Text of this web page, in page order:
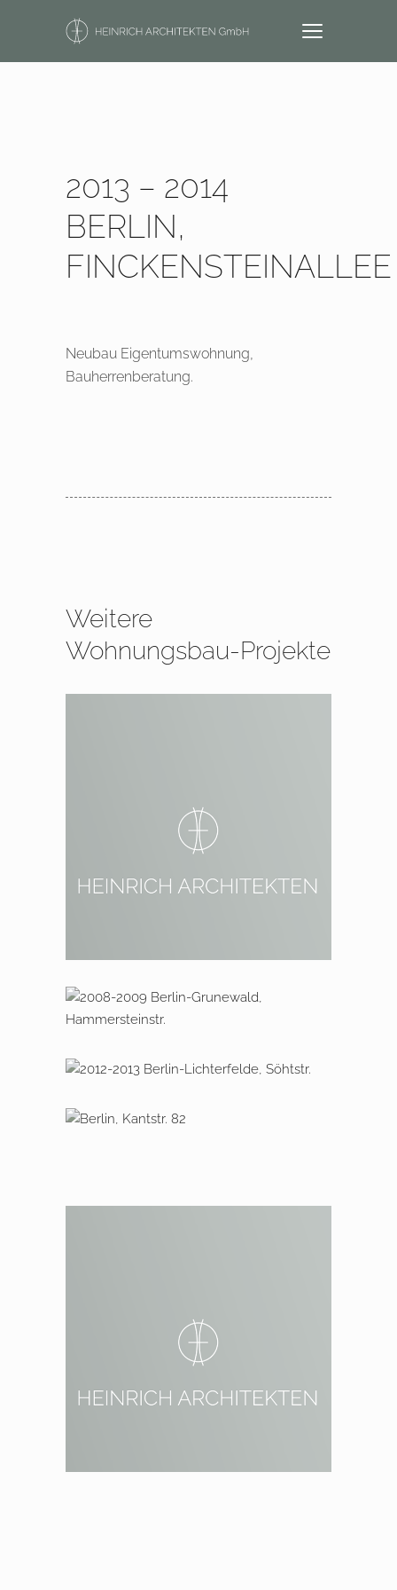
2013 – 2014
BERLIN,
FINCKENSTEINALLEE
Neubau Eigentumswohnung,
Bauherrenberatung.
Weitere
Wohnungsbau-Projekte
2013 – 2014 Berlin,
Finckensteinallee
2008 – 2009 Berlin Grunewald,
Hammersteinstraße
2012 – 2013, Berlin-Lichterfelde,
2018 – 2022 Berlin, Kantstraße 82
2013 – 2014 Berlin, Kärntner Straße